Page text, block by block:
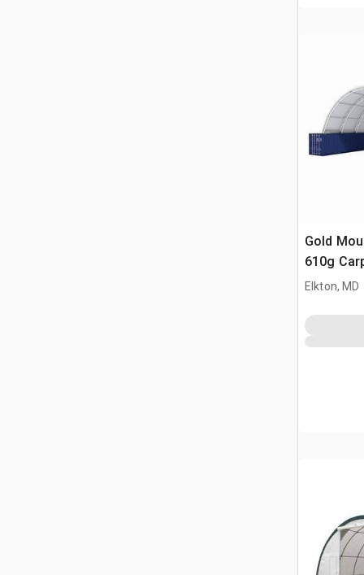
Gold
610g
Elkton, MD